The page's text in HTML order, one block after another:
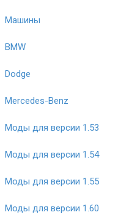
Машины
BMW
Dodge
Mercedes-Benz
Моды для версии 1.53
Моды для версии 1.54
Моды для версии 1.55
Моды для версии 1.60